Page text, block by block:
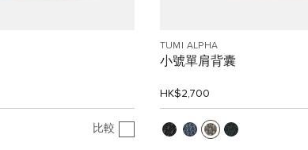
比較
TUMI ALPHA
小號單肩背囊
HK$2,700